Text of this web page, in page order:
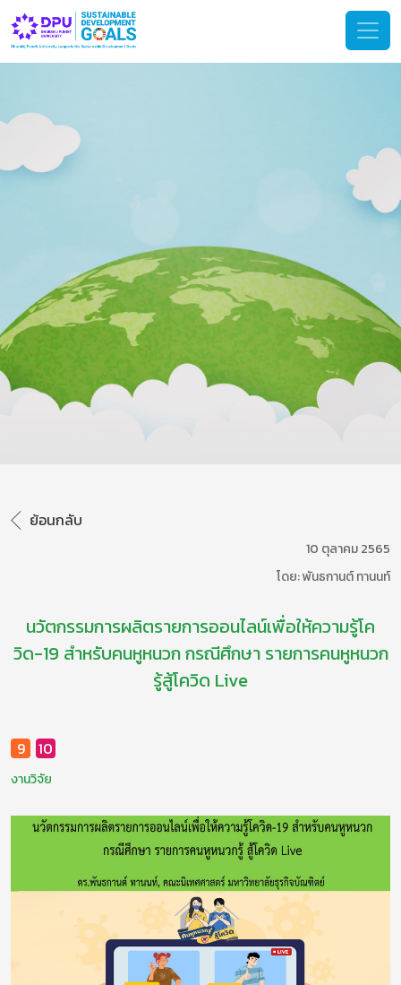
ย้อนกลับ
10 ตุลาคม 2565
โดย: พันธกานต์ ทานนท์
นวัตกรรมการผลิตรายการออนไลน์เพื่อให้ความรู้โค
วิด-19 สําหรับคนหูหนวก กรณีศึกษา รายการคนหูหนวก
รู้สู้โควิด Live
9 10
งานวิจัย